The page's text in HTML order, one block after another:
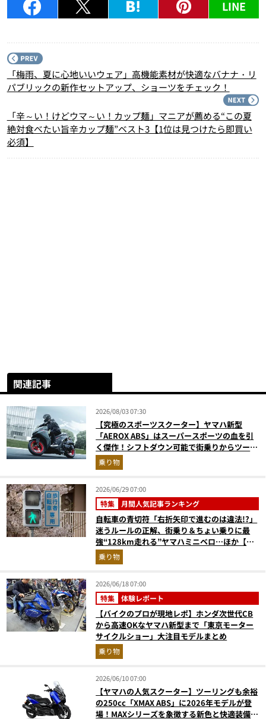
LINE
「梅雨、夏に心地いいウェア」高機能素材が快適なバナナ・リ
パブリックの新作セットアップ、ショーツをチェック！
「辛～い！けどウマ～い！カップ麺」マニアが薦める“この夏
絶対食べたい旨辛カップ麺”ベスト3【1位は見つけたら即買い
必須】
関連記事
2026/08/03 07:30
【究極のスポーツスクーター】ヤマハ新型
「AEROX ABS」はスーパースポーツの血を引
く傑作！シフトダウン可能で街乗りからツーリ
ングまで最強
乗り物
2026/06/29 07:00
特集 月間人気記事ランキング
自転車の青切符「右折矢印で進むのは違法!?」
迷うルールの正解、街乗り＆ちょい乗りに最
強“128km走れる”ヤマハミニベロ…ほか【自
転車の人気記事ランキングベスト3】（2026年
5月版）
乗り物
2026/06/18 07:00
特集 体験レポート
【バイクのプロが現地レポ】ホンダ次世代CB
から高速OKなヤマハ新型まで「東京モーター
サイクルショー」大注目モデルまとめ
乗り物
2026/06/10 07:00
【ヤマハの人気スクーター】ツーリングも余裕
の250cc「XMAX ABS」に2026年モデルが登
場！MAXシリーズを象徴する新色と快適装備を